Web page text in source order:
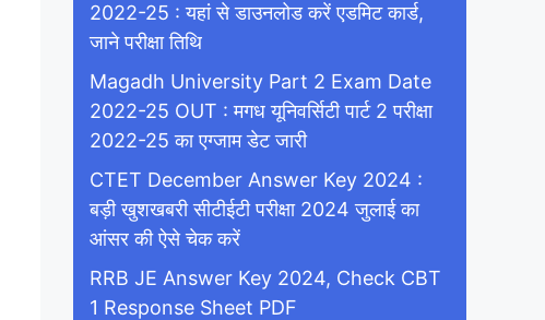
2022-25 : यहां से डाउनलोड करें एडमिट कार्ड,
जाने परीक्षा तिथि
Magadh University Part 2 Exam Date
2022-25 OUT : मगध यूनिवर्सिटी पार्ट 2 परीक्षा
2022-25 का एग्जाम डेट जारी
CTET December Answer Key 2024 :
बड़ी खुशखबरी सीटीईटी परीक्षा 2024 जुलाई का
आंसर की ऐसे चेक करें
RRB JE Answer Key 2024, Check CBT
1 Response Sheet PDF